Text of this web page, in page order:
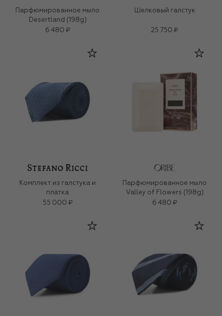
Парфюмированное мыло
Desertland (198g)
6 480 ₽
Шелковый галстук
25 750 ₽
Комплект из галстука и
платка
55 000 ₽
Парфюмированное мыло
Valley of Flowers (198g)
6 480 ₽